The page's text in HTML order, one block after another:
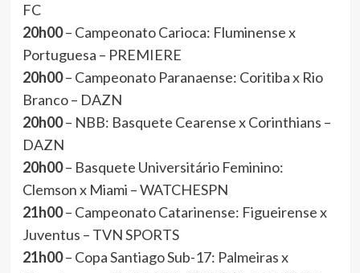
FC
20h00– Campeonato Carioca: Fluminense x
Portuguesa – PREMIERE
20h00– Campeonato Paranaense: Coritiba x Rio
Branco – DAZN
20h00– NBB: Basquete Cearense x Corinthians –
DAZN
20h00– Basquete Universitário Feminino:
Clemson x Miami – WATCHESPN
21h00– Campeonato Catarinense: Figueirense x
Juventus – TVN SPORTS
21h00– Copa Santiago Sub-17: Palmeiras x